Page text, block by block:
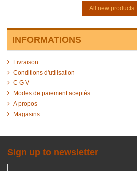
All new products
INFORMATIONS
Livraison
Conditions d'utilisation
C G V
Modes de paiement aceptés
A propos
Magasins
Sign up to newsletter